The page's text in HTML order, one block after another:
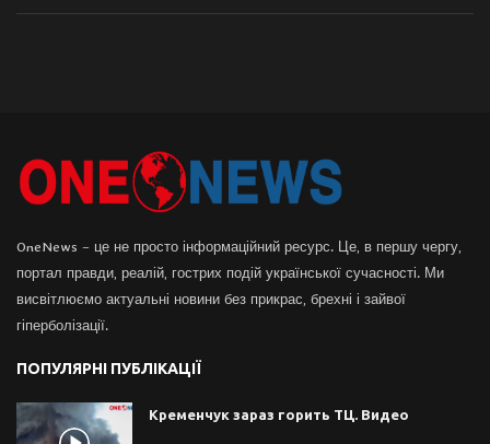
OneNews – це не просто інформаційний ресурс. Це, в першу чергу,
портал правди, реалій, гострих подій української сучасності. Ми
висвітлюємо актуальні новини без прикрас, брехні і зайвої
гіперболізації.
ПОПУЛЯРНІ ПУБЛІКАЦІЇ
Кременчук зараз горить ТЦ. Видео